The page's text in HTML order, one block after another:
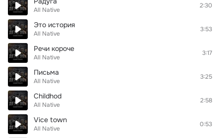
All Native
2:30
Это история
All Native
3:53
Речи короче
All Native
3:17
Письма
All Native
3:25
Childhod
All Native
2:58
Vice town
All Native
0:53